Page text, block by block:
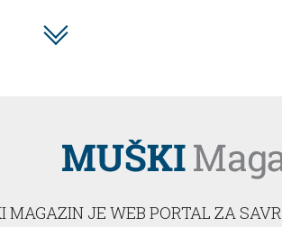
MAGAZIN JE WEB PORTAL ZA